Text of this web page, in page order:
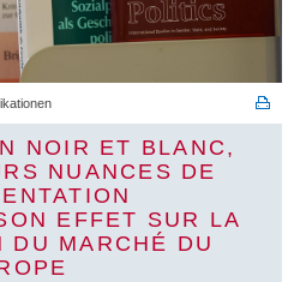
NOIR ET BLANC,
NUANCES DE
EFFET SUR LA
DU MARCHÉ DU